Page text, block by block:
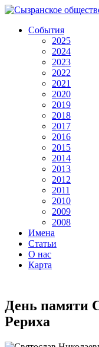
События
2025
2024
2023
2022
2021
2020
2019
2018
2017
2016
2015
2014
2013
2012
2011
2010
2009
2008
Имена
Статьи
О нас
Карта
День памяти
Рериха